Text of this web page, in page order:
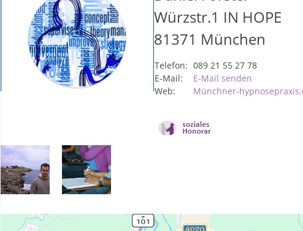
Würzstr.1 IN HOPE
81371 München
Telefon: 089 21 55 27 78
E-Mail:
E-Mail senden
Web:
Münchner-